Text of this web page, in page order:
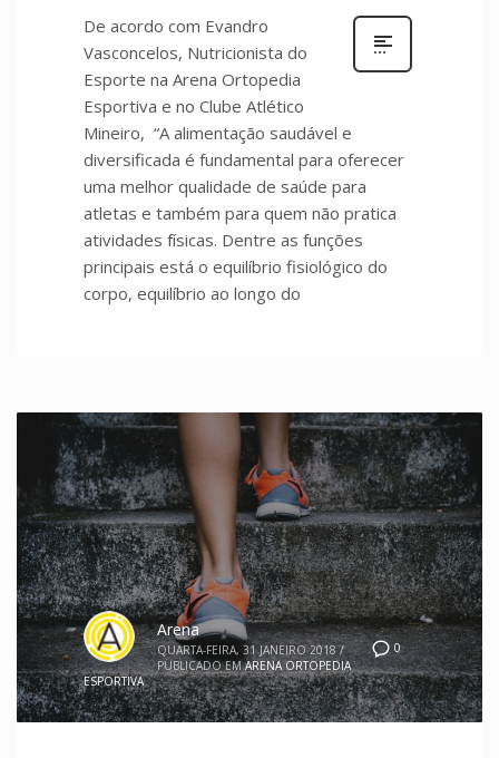
De acordo com Evandro
Vasconcelos, Nutricionista do
Esporte na Arena Ortopedia
Esportiva e no Clube Atlético
Mineiro, “A alimentação saudável e
diversificada é fundamental para oferecer
uma melhor qualidade de saúde para
atletas e também para quem não pratica
atividades físicas. Dentre as funções
principais está o equilíbrio fisiológico do
corpo, equilíbrio ao longo do
0
Arena
QUARTA-FEIRA, 31 JANEIRO 2018 /
PUBLICADO EM ARENA ORTOPEDIA
ESPORTIVA